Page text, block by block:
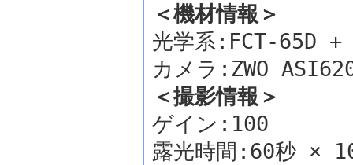
＜機材情報＞
光学系:FCT-65D +
カメラ:ZWO
＜撮影情報＞
ゲイン:100
露光時間:60秒 ×